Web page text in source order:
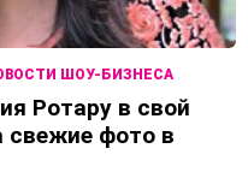
ШОУ-БИЗНЕСА
Ротару в свой
свежие фото в